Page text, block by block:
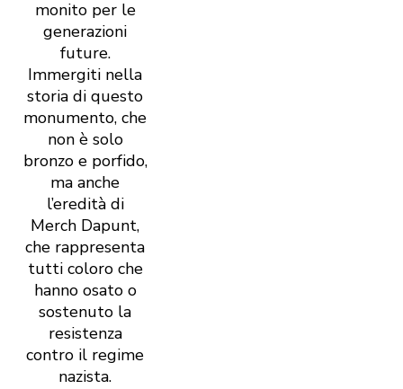
monito per le
generazioni
future.
Immergiti nella
storia di questo
monumento, che
non è solo
bronzo e porfido,
ma anche
l’eredità di
Merch Dapunt,
che rappresenta
tutti coloro che
hanno osato o
sostenuto la
resistenza
contro il regime
nazista.